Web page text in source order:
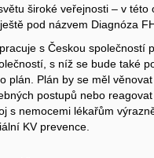
široké veřejnosti – v
pod názvem Diagnóza
s Českou společností
s níž se bude také
plán. Plán by se měl
postupů nebo
s nemocemi lékařům
KV prevence.